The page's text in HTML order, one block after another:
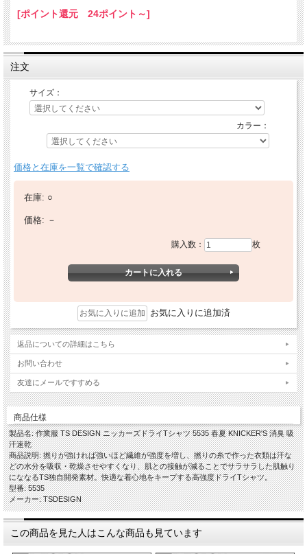
[ポイント還元 24ポイント～]
注文
サイズ：
カラー：
価格と在庫を一覧で確認する
在庫: ○
価格: －
購入数： 枚
お気に入りに追加済
返品についての詳細はこちら
お問い合わせ
友達にメールですすめる
商品仕様
製品名: 作業服 TS DESIGN ニッカーズドライTシャツ 5535 春夏 KNICKER'S 消臭 吸
汗速乾
商品説明: 撚りが強ければ強いほど繊維が強度を増し、撚りの糸で作った衣類は汗な
どの水分を吸収・乾燥させやすくなり、肌との接触が減ることでサラサラした肌触り
にななるTS独自開発素材。快適な着心地をキープする高強度ドライTシャツ。
型番: 5535
メーカー: TSDESIGN
この商品を見た人はこんな商品も見ています